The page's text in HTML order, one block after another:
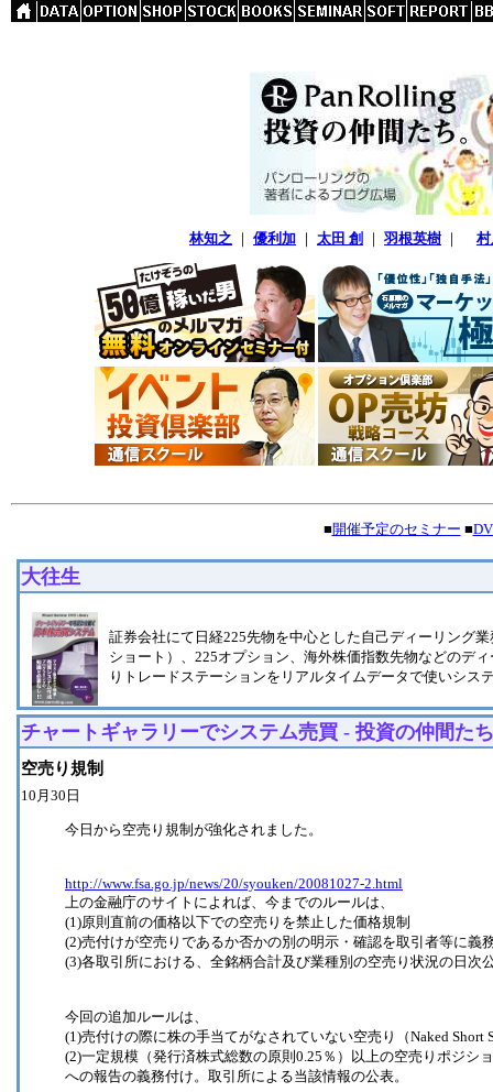
林知之 ｜ 優利加 ｜ 太田 創 ｜ 羽根英樹 ｜
■開催予定のセミナー ■
大往生
証券会社にて日経225先物を中心とした自己ディーリング
ショート）、225オプション、海外株価指数先物などのデ
りトレードステーションをリアルタイムデータで使いシス
チャートギャラリーでシステム売買 - 投資の仲間たち
空売り規制
10月30日
今日から空売り規制が強化されました。
http://www.fsa.go.jp/news/20/syouken/20081027-2.html
上の金融庁のサイトによれば、今までのルールは、
(1)原則直前の価格以下での空売りを禁止した価格規制
(2)売付けが空売りであるか否かの別の明示・確認を取引者等に義
(3)各取引所における、全銘柄合計及び業種別の空売り状況の日次
今回の追加ルールは、
(1)売付けの際に株の手当てがなされていない空売り（Naked Short
(2)一定規模（発行済株式総数の原則0.25％）以上の空売りポジシ
への報告の義務付け。取引所による当該情報の公表。